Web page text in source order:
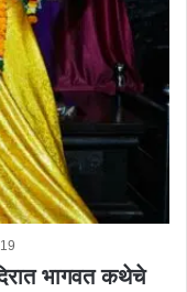
19
भागवत कथेचे